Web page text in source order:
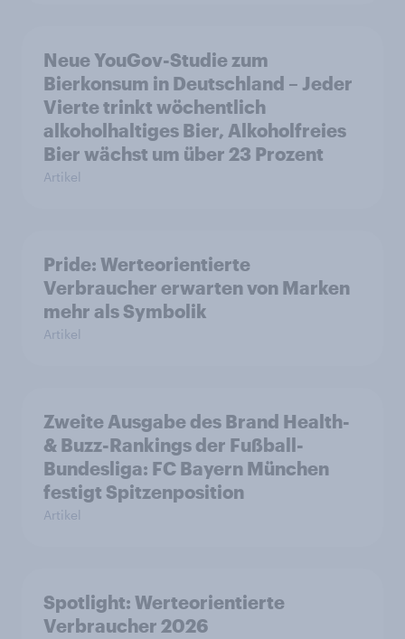
Neue YouGov-Studie zum
Bierkonsum in Deutschland – Jeder
Vierte trinkt wöchentlich
alkoholhaltiges Bier, Alkoholfreies
Bier wächst um über 23 Prozent
Artikel
Pride: Werteorientierte
Verbraucher erwarten von Marken
mehr als Symbolik
Artikel
Zweite Ausgabe des Brand Health-
& Buzz-Rankings der Fußball-
Bundesliga: FC Bayern München
festigt Spitzenposition
Artikel
Spotlight: Werteorientierte
Verbraucher 2026